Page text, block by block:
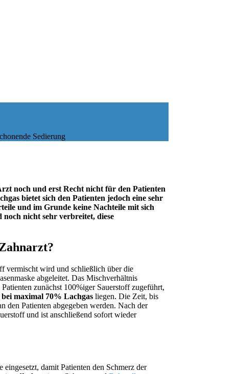
Sedierung
noch und erst Recht nicht für den Patienten
bietet sich den Patienten jedoch eine sehr
und im Grunde keine Nachteile mit sich
nicht sehr verbreitet, diese
vermischt wird und schließlich über die
abgeleitet. Das Mischverhältnis
zunächst 100%iger Sauerstoff zugeführt,
bei maximal 70% Lachgas liegen. Die Zeit, bis
den Patienten abgegeben werden. Nach der
und ist anschließend sofort wieder
damit Patienten den Schmerz der